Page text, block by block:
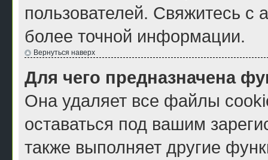
пользователей. Свяжитесь с
более точной информации.
Вернуться наверх
Для чего предназначена
Она удаляет все файлы
оставаться под вашим
также выполняет другие